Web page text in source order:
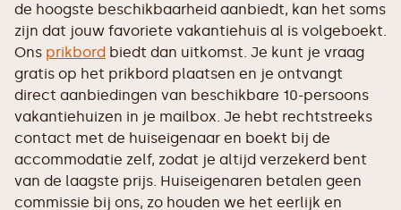
de hoogste beschikbaarheid aanbiedt, kan het soms
zijn dat jouw favoriete vakantiehuis al is volgeboekt.
Ons prikbord biedt dan uitkomst. Je kunt je vraag
gratis op het prikbord plaatsen en je ontvangt
direct aanbiedingen van beschikbare 10-persoons
vakantiehuizen in je mailbox. Je hebt rechtstreeks
contact met de huiseigenaar en boekt bij de
accommodatie zelf, zodat je altijd verzekerd bent
van de laagste prijs. Huiseigenaren betalen geen
commissie bij ons, zo houden we het eerlijk en